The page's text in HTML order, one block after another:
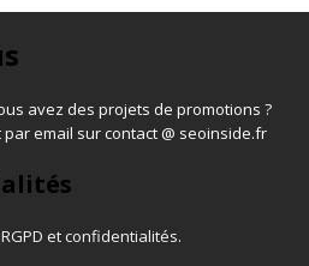
avez des projets de promotions ?
email sur contact @ seoinside.fr
RGPD et confidentialités.